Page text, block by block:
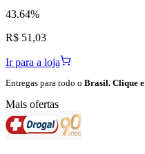
43.64%
R$ 51,03
Ir para a loja
Entregas para todo o Brasil. Clique e
Mais ofertas